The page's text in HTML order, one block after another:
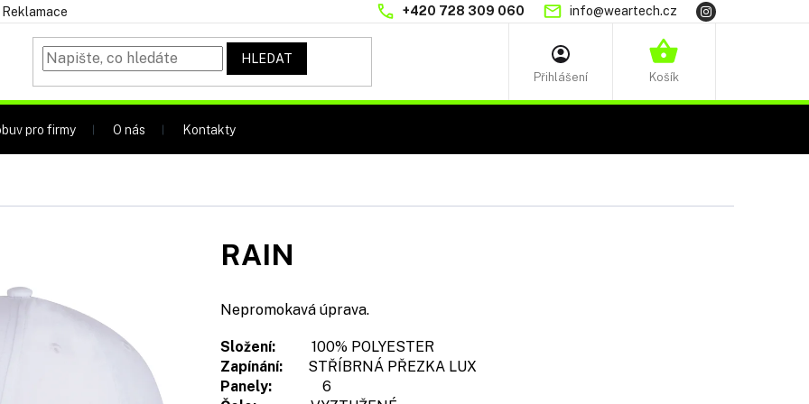
+420 728 309 060 info@weartech.cz
Reklamace
HLEDAT
NÁKUPNÍ
pro firmy O nás Kontakty
Nepromokavá úprava.
Složení:
100% POLYESTER
Zapínání:
STŘÍBRNÁ PŘEZKA LUX
Panely: 6
RAIN